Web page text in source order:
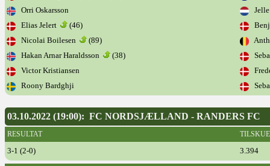
Orri Oskarsson
Elias Jelert
(46)
Nicolai Boilesen
(89)
Hakan Arnar Haraldsson
(38)
Victor Kristiansen
Roony Bardghji
03.10.2022 (19:00): FC NORDSJÆLLAND - RANDERS FC
RESULTAT
3-1 (2-0) 3.394